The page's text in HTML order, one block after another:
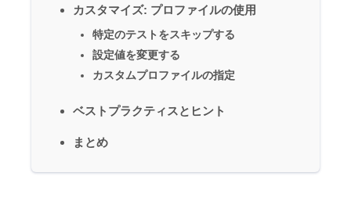
カスタマイズ: プロファイルの使用
特定のテストをスキップする
設定値を変更する
カスタムプロファイルの指定
ベストプラクティスとヒント
まとめ